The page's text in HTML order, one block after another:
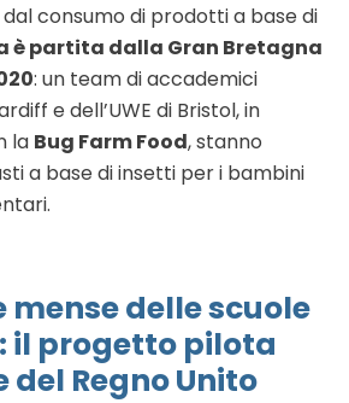
consumo di prodotti a base di
è partita dalla Gran Bretagna
: un team di accademici
e dell’UWE di Bristol, in
la Bug Farm Food, stanno
a base di insetti per i bambini
mense delle scuole
il progetto pilota
del Regno Unito